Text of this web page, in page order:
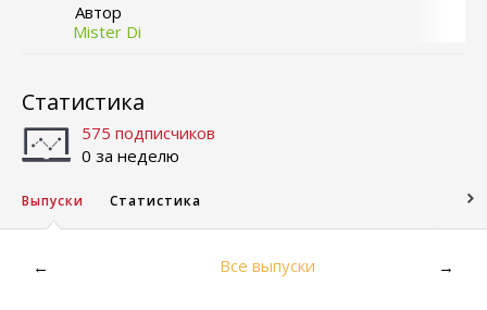
Автор
Mister Di
Статистика
575 подписчиков
0 за неделю
Выпуски Статистика
← Все выпуски →